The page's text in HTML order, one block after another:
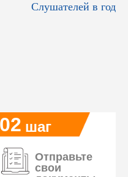
Слушателей в год
02 шаг
Отправьте
свои